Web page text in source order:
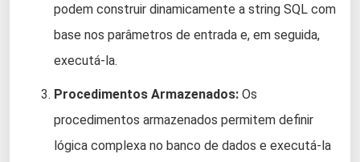
podem construir dinamicamente a string SQL com
base nos parâmetros de entrada e, em seguida,
executá-la.
Procedimentos Armazenados: Os
procedimentos armazenados permitem definir
lógica complexa no banco de dados e executá-la